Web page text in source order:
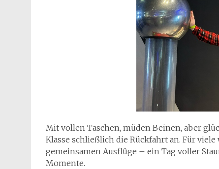
Mit vollen Taschen, müden Beinen, aber
Klasse schließlich die Rückfahrt an. Für
gemeinsamen Ausflüge – ein Tag voller
Momente.